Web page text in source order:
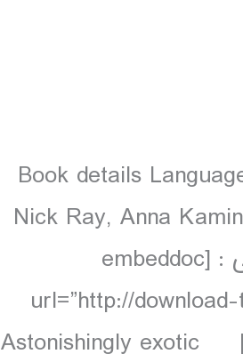
Book details
Nick Ray, Anna
colour, 93 maps دانلود و مشاهده صفحات ابتدایی : [embeddoc
url=”http://
contents.unlocked.pdf” download=”all” text=”دانلود”] Astonishingly exotic